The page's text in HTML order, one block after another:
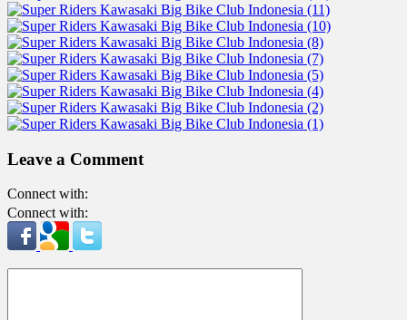
Leave a Comment
Connect with:
Connect with: